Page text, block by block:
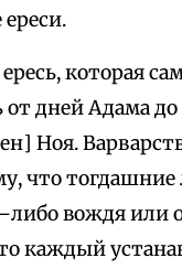
ересь, которая
дней Адама до
Ноя.
что
вождя или
каждый